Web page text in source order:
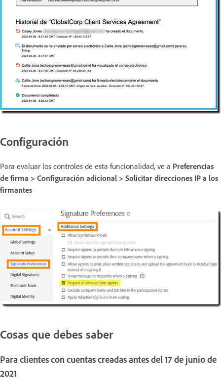
Configuración
Para evaluar los controles de esta funcionalidad, ve a Preferencias
de firma > Configuración adicional > Solicitar direcciones IP a los
firmantes
Cosas que debes saber
Para clientes con cuentas creadas antes del 17 de junio de
2021